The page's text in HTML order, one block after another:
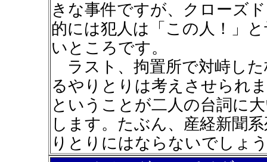
きな事件ですが、クローズ
的には犯人は「この人！」
いところです。
ラスト、拘置所で対峙した
るやりとりは考えさせられ
ということが二人の台詞に
します。たぶん、産経新聞
りとりにはならないでしょ